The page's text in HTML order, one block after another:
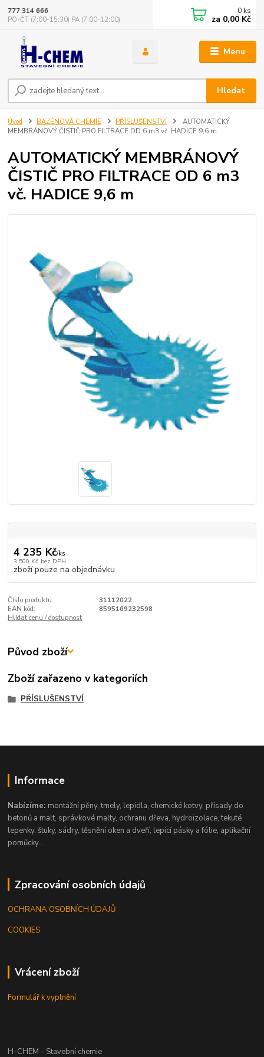
Menu
Hledat
777 314 666
PO-ČT (7:00-15:30) PA (7:00-12:00)
0 ks
za 0,00 Kč
Úvod BAZÉNOVÁ CHEMIE PŘÍSLUŠENSTVÍ
AUTOMATICKÝ
MEMBRÁNOVÝ ČISTIČ PRO FILTRACE OD 6 m3 vč. HADICE 9,6 m
AUTOMATICKÝ MEMBRÁNOVÝ
ČISTIČ PRO FILTRACE OD 6 m3
vč. HADICE 9,6 m
4 235 Kč/ks
3 500 Kč bez DPH
zboží pouze na objednávku
Číslo produktu:
31112022
EAN kód:
8595169232598
Hlídat cenu / dostupnost
Původ zboží
Zboží zařazeno v kategoriích
PŘÍSLUŠENSTVÍ
Informace
Nabízíme: montážní pěny, tmely, lepidla, chemické kotvy, přísady do
betonů a malt, správkové malty, ochranu dřeva, hydroizolace, tekuté
lepenky, štuky, sádry, těsnění oken a dveří, lepící pásky a fólie, aplikační
pomůcky...
Zpracování osobních údajů
OCHRANA OSOBNÍCH ÚDAJŮ
COOKIES
Vrácení zboží
Formulář k vyplnění
H-CHEM - Stavební chemie